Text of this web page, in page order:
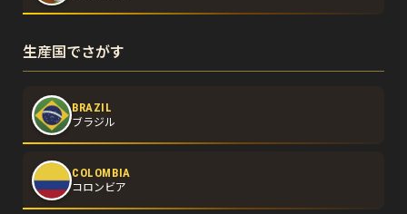
生産国でさがす
BRAZIL
ブラジル
COLOMBIA
コロンビア